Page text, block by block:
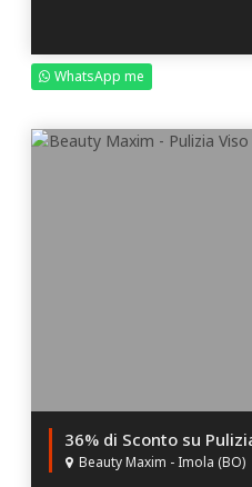
WhatsApp me
36% di Sconto su
Beauty Maxim - Imola (BO)